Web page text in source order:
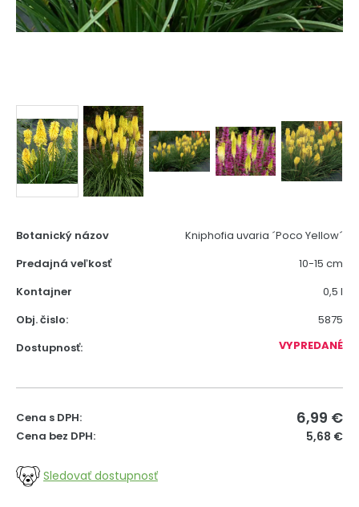
Botanický názov
Kniphofia uvaria ´Poco Yellow´
Predajná veľkosť
10-15 cm
Kontajner
0,5 l
Obj. čislo:
5875
Dostupnosť:
VYPREDANÉ
Cena s DPH: 6,99 €
Cena bez DPH: 5,68 €
Sledovať dostupnosť